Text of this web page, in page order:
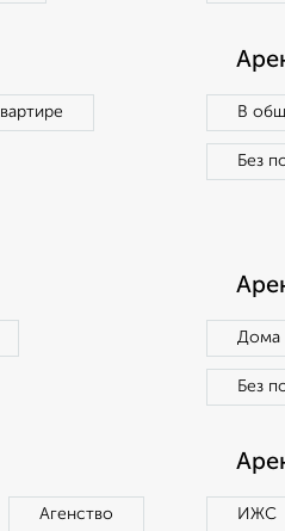
В
Без
Дома
Без
Агенство ИЖС